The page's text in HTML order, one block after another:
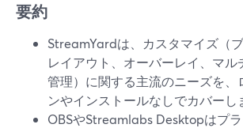
要約
StreamYardは、カスタマイズ（ブ
レイアウト、オーバーレイ、マル
管理）に関する主流のニーズを、
ンやインストールなしでカバーし
OBSやStreamlabs Desktopはプ